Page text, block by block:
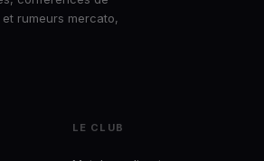
rumeurs mercato,
LE CLUB